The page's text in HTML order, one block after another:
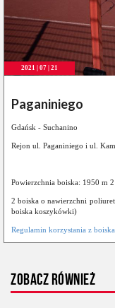
2021 | 07 | 21
Paganiniego
Gdańsk - Suchanino
Rejon ul. Paganiniego i ul.
Powierzchnia boiska: 1950 m 2
2 boiska o nawierzchni
boiska koszykówki)
Regulamin korzystania z boiska
ZOBACZ RÓWNIEŻ